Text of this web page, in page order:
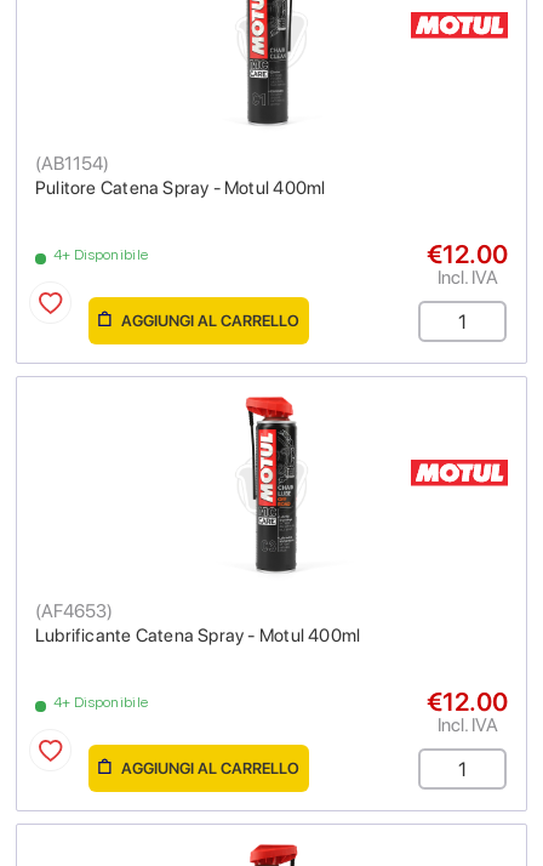
Pulitore Catena Spray - Motul 400ml
(AB1154)
4+ Disponibile €12.00
Incl. IVA
AGGIUNGI AL CARRELLO
Lubrificante Catena Spray - Motul 400ml
(AF4653)
4+ Disponibile €12.00
Incl. IVA
AGGIUNGI AL CARRELLO